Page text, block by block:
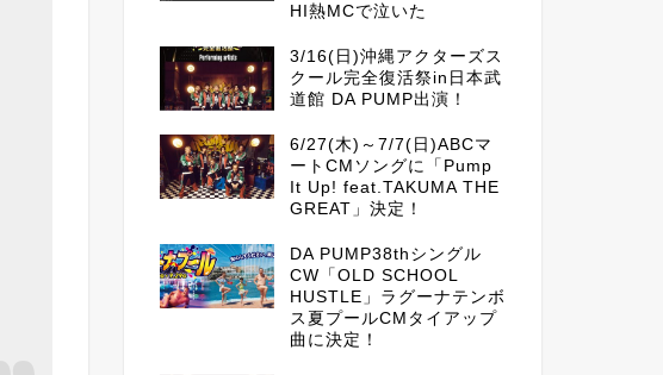
HI熱MCで泣いた
3/16(日)沖縄アクターズス
クール完全復活祭in日本武
道館 DA PUMP出演！
6/27(木)～7/7(日)ABCマ
ートCMソングに「Pump
It Up! feat.TAKUMA THE
GREAT」決定！
DA PUMP38thシングル
CW「OLD SCHOOL
HUSTLE」ラグーナテンボ
ス夏プールCMタイアップ
曲に決定！